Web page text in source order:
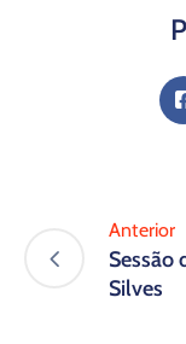
Anterior
Sessão
Silves